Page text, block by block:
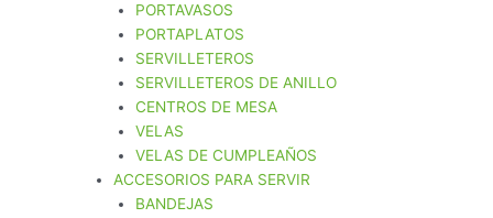
PORTAVASOS
PORTAPLATOS
SERVILLETEROS
SERVILLETEROS DE ANILLO
CENTROS DE MESA
VELAS
VELAS DE CUMPLEAÑOS
ACCESORIOS PARA SERVIR
BANDEJAS